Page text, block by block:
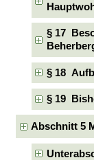
§ 17
§ 18
§ 19
Abschnitt 5